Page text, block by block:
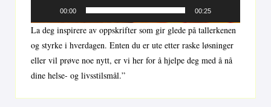
00:00 00:25
La deg inspirere av oppskrifter som gir glede på tallerkenen
og styrke i hverdagen. Enten du er ute etter raske løsninger
eller vil prøve noe nytt, er vi her for å hjelpe deg med å nå
dine helse- og livsstilsmål.”